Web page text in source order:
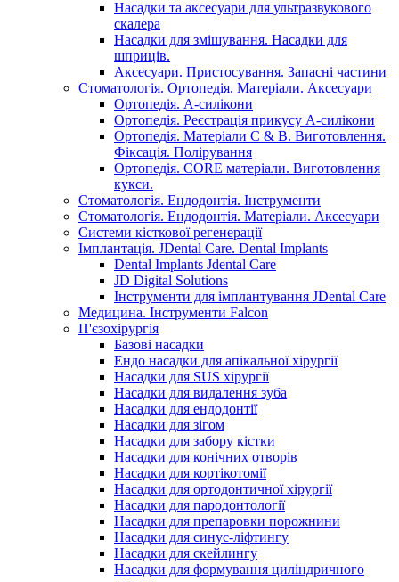
Насадки та аксесуари для ультразвукового
скалера
Насадки для змішування. Насадки для
шприців.
Аксесуари. Пристосування. Запасні частини
Стоматологія. Ортопедія. Матеріали. Аксесуари
Ортопедія. А-силікони
Ортопедія. Реєстрація прикусу А-силікони
Ортопедія. Матеріали C & B. Виготовлення.
Фіксація. Полірування
Ортопедія. CORE матеріали. Виготовлення
кукси.
Стоматологія. Ендодонтія. Інструменти
Стоматологія. Ендодонтія. Матеріали. Аксесуари
Системи кісткової регенерації
Імплантація. JDental Care. Dental Implants
Dental Implants Jdental Care
JD Digital Solutions
Інструменти для імплантування JDental Care
Медицина. Інструменти Falcon
П'єзохірургія
Базові насадки
Ендо насадки для апікальної хірургії
Насадки для SUS хірургії
Насадки для видалення зуба
Насадки для ендодонтії
Насадки для зігом
Насадки для забору кістки
Насадки для конічних отворів
Насадки для кортікотомії
Насадки для ортодонтичної хірургії
Насадки для пародонтології
Насадки для препаровки порожнини
Насадки для синус-ліфтингу
Насадки для скейлингу
Насадки для формування циліндричного